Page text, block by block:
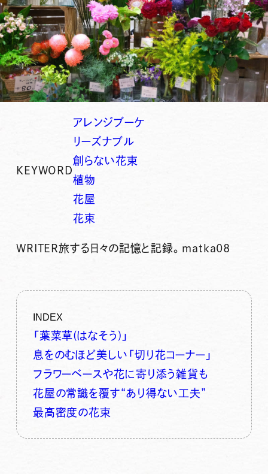
KEYWORD
アレンジブーケ
リーズナブル
創らない花束
植物
花屋
花束
WRITER旅する日々の記憶と記録。matka08
INDEX
「葉菜草(はなそう)」
息をのむほど美しい「切り花コーナー」
フラワーベースや花に寄り添う雑貨も
花屋の常識を覆す“あり得ない工夫”
最高密度の花束